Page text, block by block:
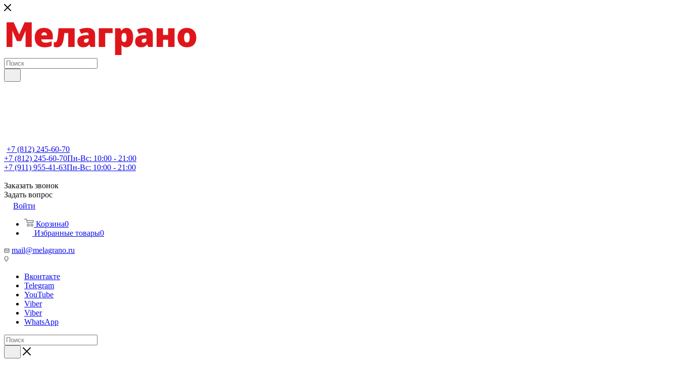
+7 (812) 245-60-70
+7 (812) 245-60-70Пн-Вс: 10:00 - 21:00
+7 (911) 955-41-63Пн-Вс: 10:00 - 21:00
Заказать звонок
Задать вопрос
Войти
Корзина0
Избранные товары0
mail@melagrano.ru
Вконтакте
Telegram
YouTube
Viber
Viber
WhatsApp